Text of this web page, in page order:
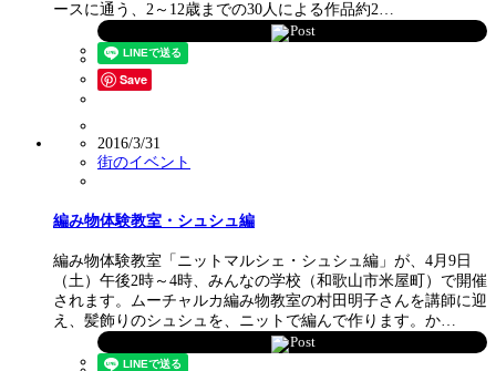
ースに通う、2～12歳までの30人による作品約2…
Post
Save
2016/3/31
街のイベント
編み物体験教室・シュシュ編
編み物体験教室「ニットマルシェ・シュシュ編」が、4月9日
（土）午後2時～4時、みんなの学校（和歌山市米屋町）で開催
されます。ムーチャルカ編み物教室の村田明子さんを講師に迎
え、髪飾りのシュシュを、ニットで編んで作ります。か…
Post